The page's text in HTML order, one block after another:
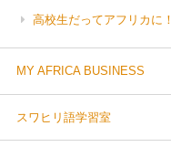
高校生だってアフリカに！
MY AFRICA BUSINESS
スワヒリ語学習室